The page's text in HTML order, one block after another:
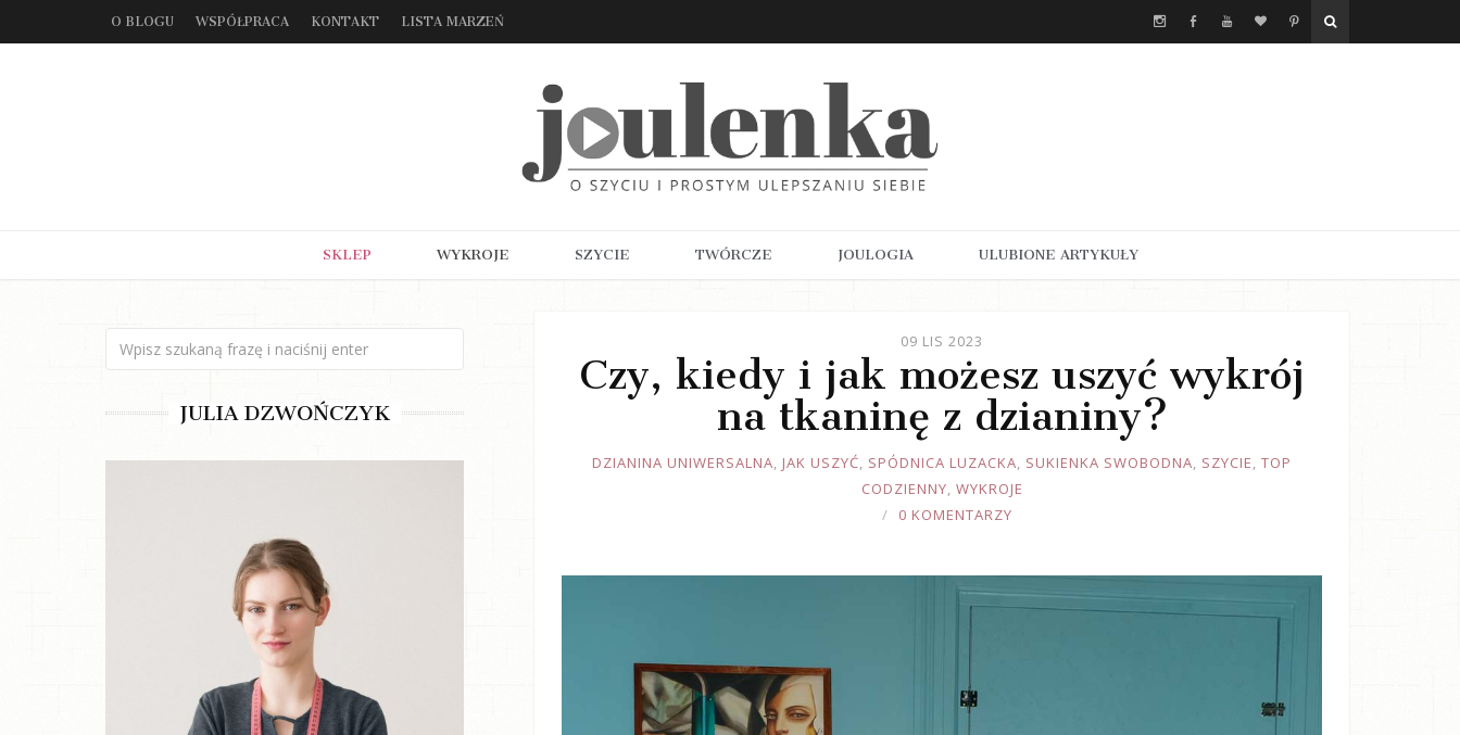
O BLOGU WSPÓŁPRACA KONTAKT LISTA MARZEŃ
SKLEP WYKROJE SZYCIE TWÓRCZE JOULOGIA ULUBIONE ARTYKUŁY
09 LIS 2023
Czy, kiedy i jak możesz uszyć wykrój
na tkaninę z dzianiny?
JOULEDZIANINA UNIWERSALNA, JAK USZYĆ, SPÓDNICA LUZACKA, SUKIENKA SWOBODNA, SZYCIE, TOP
CODZIENNY, WYKROJE
0 KOMENTARZY
JULIA DZWOŃCZYK